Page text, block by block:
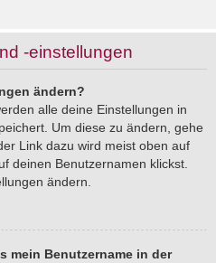
-einstellungen
ändern?
alle deine Einstellungen in
Um diese zu ändern, gehe
Link dazu wird meist oben auf
deinen Benutzernamen klickst.
ändern.
mein Benutzername in der